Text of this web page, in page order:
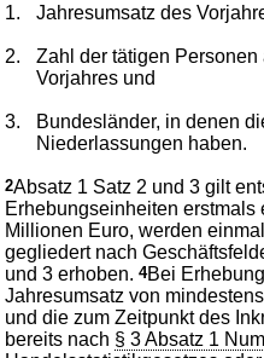
1. Jahresumsatz des
2.
Zahl der tätigen
Vorjahres und
3.
Bundesländer, in denen
Niederlassungen haben.
2Absatz 1 Satz 2 und 3 gilt
Erhebungseinheiten
Millionen Euro, werden
gegliedert nach
und 3 erhoben.4Bei
Jahresumsatz von
und die zum Zeitpunkt des
bereits nach § 3 Absatz 1